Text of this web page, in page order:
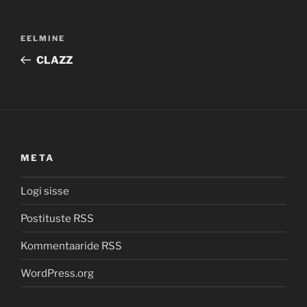
Previous
Post
EELMINE
CLAZZ
META
Logi sisse
Postituste RSS
Kommentaaride RSS
WordPress.org